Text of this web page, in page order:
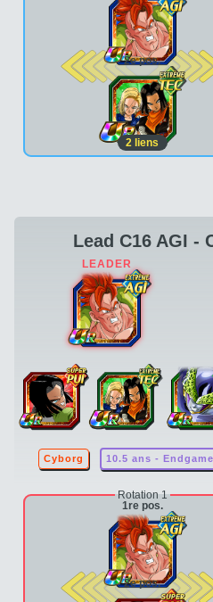
2e pos.
2 liens
Lead C16 AGI -
Cyborg 10.5 ans - Endgame
Rotation 1
1re pos.
2e pos.